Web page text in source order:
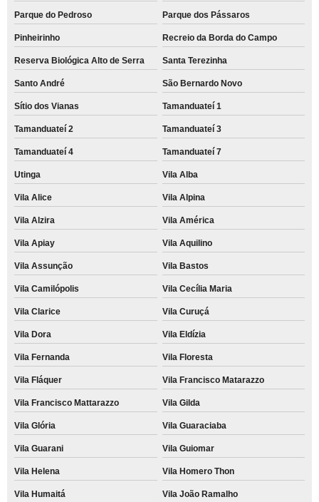
Parque do Pedroso Parque dos Pássaros
Pinheirinho Recreio da Borda do Campo
Reserva Biológica Alto de Serra Santa Terezinha
Santo André São Bernardo Novo
Sítio dos Vianas Tamanduateí 1
Tamanduateí 2 Tamanduateí 3
Tamanduateí 4 Tamanduateí 7
Utinga Vila Alba
Vila Alice Vila Alpina
Vila Alzira Vila América
Vila Apiay Vila Aquilino
Vila Assunção Vila Bastos
Vila Camilópolis Vila Cecília Maria
Vila Clarice Vila Curuçá
Vila Dora Vila Eldízia
Vila Fernanda Vila Floresta
Vila Fláquer Vila Francisco Matarazzo
Vila Francisco Mattarazzo Vila Gilda
Vila Glória Vila Guaraciaba
Vila Guarani Vila Guiomar
Vila Helena Vila Homero Thon
Vila Humaitá Vila João Ramalho